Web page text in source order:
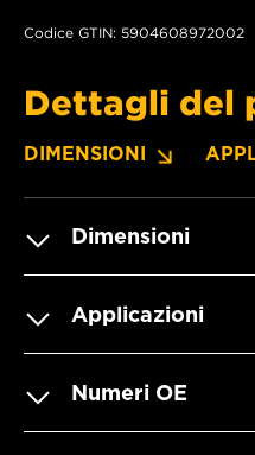
Codice GTIN: 5904608972002
Dettagli del
DIMENSIONI
Dimensioni
Applicazioni
Numeri OE